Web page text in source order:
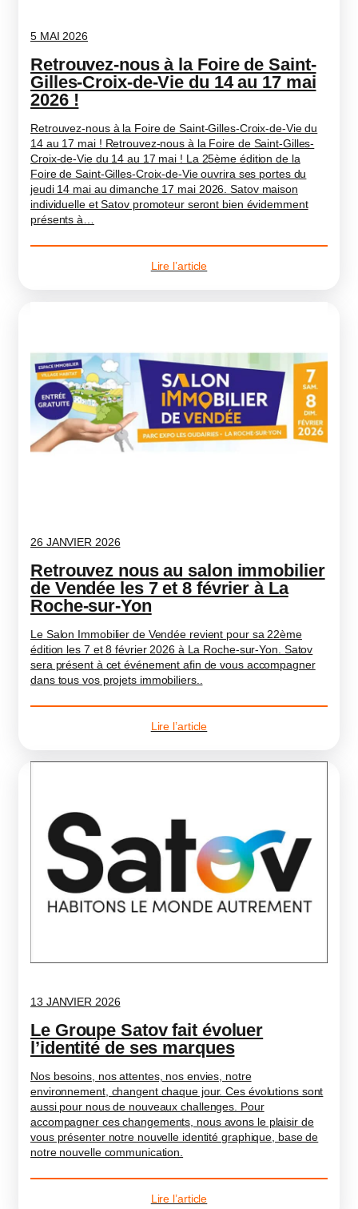
5 MAI 2026
Retrouvez-nous à la Foire de Saint-
Gilles-Croix-de-Vie du 14 au 17 mai
2026 !
Retrouvez-nous à la Foire de Saint-Gilles-Croix-de-Vie du
14 au 17 mai ! Retrouvez-nous à la Foire de Saint-Gilles-
Croix-de-Vie du 14 au 17 mai ! La 25ème édition de la
Foire de Saint-Gilles-Croix-de-Vie ouvrira ses portes du
jeudi 14 mai au dimanche 17 mai 2026. Satov maison
individuelle et Satov promoteur seront bien évidemment
présents à…
Lire l’article
26 JANVIER 2026
Retrouvez nous au salon immobilier
de Vendée les 7 et 8 février à La
Roche-sur-Yon
Le Salon Immobilier de Vendée revient pour sa 22ème
édition les 7 et 8 février 2026 à La Roche-sur-Yon. Satov
sera présent à cet événement afin de vous accompagner
dans tous vos projets immobiliers..
Lire l’article
13 JANVIER 2026
Le Groupe Satov fait évoluer
l’identité de ses marques
Nos besoins, nos attentes, nos envies, notre
environnement, changent chaque jour. Ces évolutions sont
aussi pour nous de nouveaux challenges. Pour
accompagner ces changements, nous avons le plaisir de
vous présenter notre nouvelle identité graphique, base de
notre nouvelle communication.
Lire l’article